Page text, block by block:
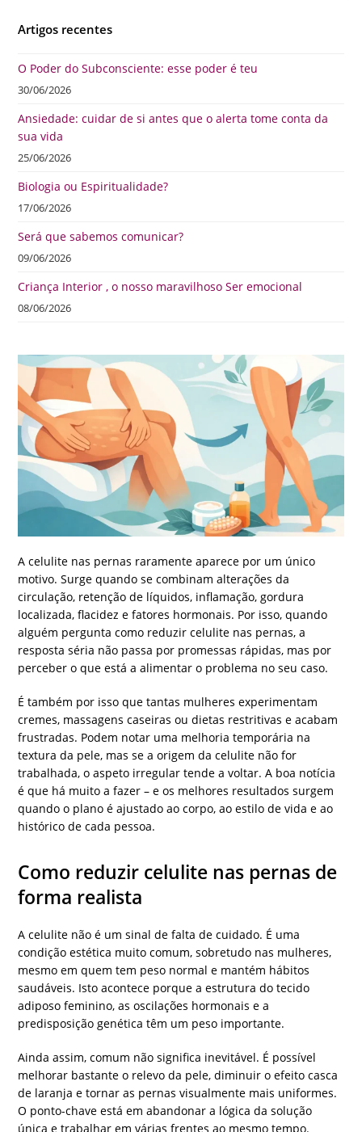
Artigos recentes
O Poder do Subconsciente: esse poder é teu
30/06/2026
Ansiedade: cuidar de si antes que o alerta tome conta da
sua vida
25/06/2026
Biologia ou Espiritualidade?
17/06/2026
Será que sabemos comunicar?
09/06/2026
Criança Interior , o nosso maravilhoso Ser emocional
08/06/2026
A celulite nas pernas raramente aparece por um único
motivo. Surge quando se combinam alterações da
circulação, retenção de líquidos, inflamação, gordura
localizada, flacidez e fatores hormonais. Por isso, quando
alguém pergunta como reduzir celulite nas pernas, a
resposta séria não passa por promessas rápidas, mas por
perceber o que está a alimentar o problema no seu caso.
É também por isso que tantas mulheres experimentam
cremes, massagens caseiras ou dietas restritivas e acabam
frustradas. Podem notar uma melhoria temporária na
textura da pele, mas se a origem da celulite não for
trabalhada, o aspeto irregular tende a voltar. A boa notícia
é que há muito a fazer – e os melhores resultados surgem
quando o plano é ajustado ao corpo, ao estilo de vida e ao
histórico de cada pessoa.
Como reduzir celulite nas pernas de
forma realista
A celulite não é um sinal de falta de cuidado. É uma
condição estética muito comum, sobretudo nas mulheres,
mesmo em quem tem peso normal e mantém hábitos
saudáveis. Isto acontece porque a estrutura do tecido
adiposo feminino, as oscilações hormonais e a
predisposição genética têm um peso importante.
Ainda assim, comum não significa inevitável. É possível
melhorar bastante o relevo da pele, diminuir o efeito casca
de laranja e tornar as pernas visualmente mais uniformes.
O ponto-chave está em abandonar a lógica da solução
única e trabalhar em várias frentes ao mesmo tempo.